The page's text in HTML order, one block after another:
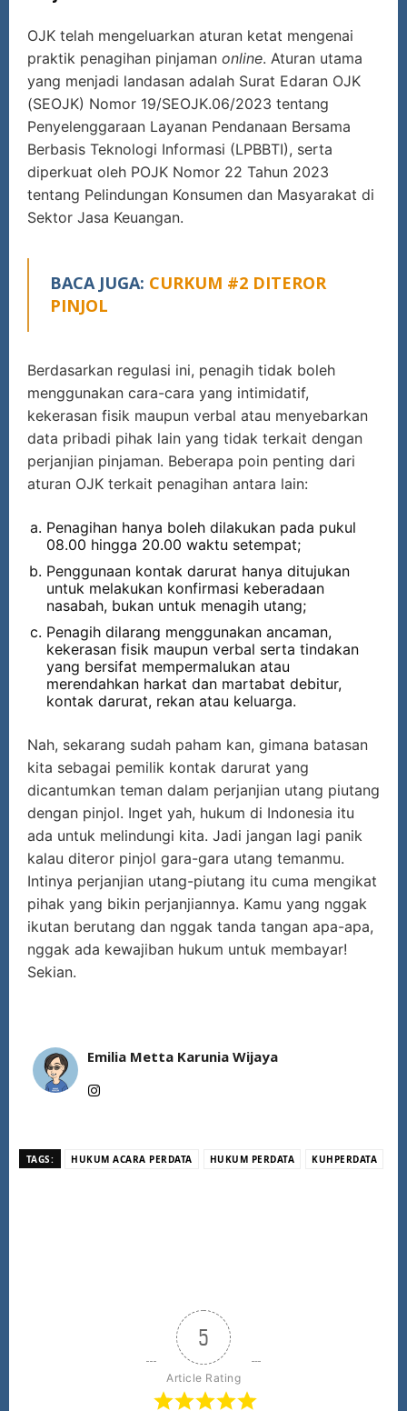
OJK telah mengeluarkan aturan ketat mengenai
praktik penagihan pinjaman online. Aturan utama
yang menjadi landasan adalah Surat Edaran OJK
(SEOJK) Nomor 19/SEOJK.06/2023 tentang
Penyelenggaraan Layanan Pendanaan Bersama
Berbasis Teknologi Informasi (LPBBTI), serta
diperkuat oleh POJK Nomor 22 Tahun 2023
tentang Pelindungan Konsumen dan Masyarakat di
Sektor Jasa Keuangan.
BACA JUGA: CURKUM #2 DITEROR
PINJOL
Berdasarkan regulasi ini, penagih tidak boleh
menggunakan cara-cara yang intimidatif,
kekerasan fisik maupun verbal atau menyebarkan
data pribadi pihak lain yang tidak terkait dengan
perjanjian pinjaman. Beberapa poin penting dari
aturan OJK terkait penagihan antara lain:
Penagihan hanya boleh dilakukan pada pukul
08.00 hingga 20.00 waktu setempat;
Penggunaan kontak darurat hanya ditujukan
untuk melakukan konfirmasi keberadaan
nasabah, bukan untuk menagih utang;
Penagih dilarang menggunakan ancaman,
kekerasan fisik maupun verbal serta tindakan
yang bersifat mempermalukan atau
merendahkan harkat dan martabat debitur,
kontak darurat, rekan atau keluarga.
Nah, sekarang sudah paham kan, gimana batasan
kita sebagai pemilik kontak darurat yang
dicantumkan teman dalam perjanjian utang piutang
dengan pinjol. Inget yah, hukum di Indonesia itu
ada untuk melindungi kita. Jadi jangan lagi panik
kalau diteror pinjol gara-gara utang temanmu.
Intinya perjanjian utang-piutang itu cuma mengikat
pihak yang bikin perjanjiannya. Kamu yang nggak
ikutan berutang dan nggak tanda tangan apa-apa,
nggak ada kewajiban hukum untuk membayar!
Sekian.
Emilia Metta Karunia Wijaya
TAGS: HUKUM ACARA PERDATA HUKUM PERDATA KUHPERDATA
5
Article Rating